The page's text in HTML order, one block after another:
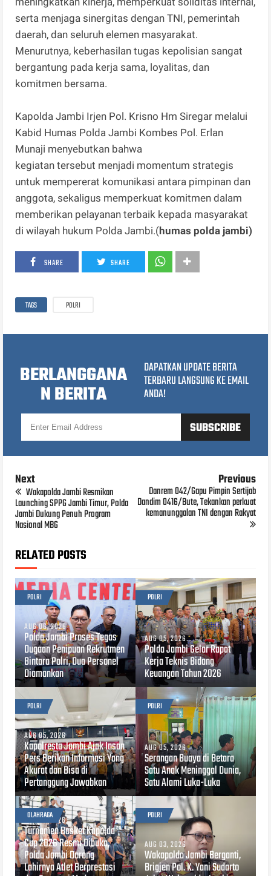
serta menjaga sinergitas dengan TNI, pemerintah
daerah, dan seluruh elemen masyarakat.
Menurutnya, keberhasilan tugas kepolisian sangat
bergantung pada kerja sama, loyalitas, dan
komitmen bersama.
Kapolda Jambi Irjen Pol. Krisno Hm Siregar melalui
Kabid Humas Polda Jambi Kombes Pol. Erlan
Munaji menyebutkan bahwa
kegiatan tersebut menjadi momentum strategis
untuk mempererat komunikasi antara pimpinan dan
anggota, sekaligus memperkuat komitmen dalam
memberikan pelayanan terbaik kepada masyarakat
di wilayah hukum Polda Jambi.(humas polda jambi)
SHARE SHARE
TAGS POLRI
BERLANGGANA
N BERITA
DAPATKAN UPDATE BERITA
TERBARU LANGSUNG KE EMAIL
ANDA!
Next
Wakapolda Jambi Resmikan
Launching SPPG Jambi Timur, Polda
Jambi Dukung Penuh Program
Nasional MBG
Previous
Danrem 042/Gapu Pimpin Sertijab
Dandim 0416/Bute, Tekankan perkuat
kemanunggalan TNI dengan Rakyat
RELATED POSTS
POLRI
AUG 06, 2026
Polda Jambi Proses Tegas
Dugaan Penipuan Rekrutmen
Bintara Polri, Dua Personel
Diamankan
POLRI
AUG 05, 2026
Polda Jambi Gelar Rapat
Kerja Teknis Bidang
Keuangan Tahun 2026
POLRI
AUG 05, 2026
Kapolresta Jambi Ajak Insan
Pers Berikan Informasi Yang
Akurat dan Bisa di
Pertanggung Jawabkan
POLRI
AUG 05, 2026
Serangan Buaya di Betara
Satu Anak Meninggal Dunia,
Satu Alami Luka-Luka
OLAHRAGA
AUG 03, 2026
Turnamen Basket Kapolda
Cup 2026 Resmi Dibuka,
Polda Jambi Dorong
Lahirnya Atlet Berprestasi
POLRI
AUG 03, 2026
Wakapolda Jambi Berganti,
Brigjen Pol. K. Yani Sudarto